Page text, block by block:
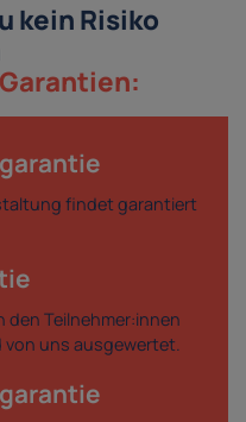
kein Risiko
findet garantiert
den Teilnehmer:innen
uns ausgewertet.